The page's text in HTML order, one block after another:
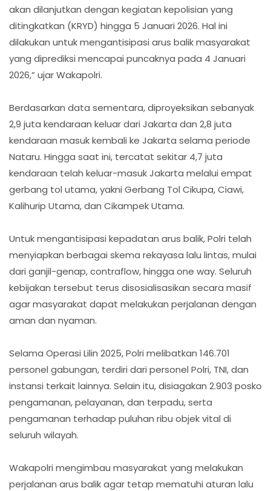
akan dilanjutkan dengan kegiatan kepolisian yang
ditingkatkan (KRYD) hingga 5 Januari 2026. Hal ini
dilakukan untuk mengantisipasi arus balik masyarakat
yang diprediksi mencapai puncaknya pada 4 Januari
2026,” ujar Wakapolri.
Berdasarkan data sementara, diproyeksikan sebanyak
2,9 juta kendaraan keluar dari Jakarta dan 2,8 juta
kendaraan masuk kembali ke Jakarta selama periode
Nataru. Hingga saat ini, tercatat sekitar 4,7 juta
kendaraan telah keluar-masuk Jakarta melalui empat
gerbang tol utama, yakni Gerbang Tol Cikupa, Ciawi,
Kalihurip Utama, dan Cikampek Utama.
Untuk mengantisipasi kepadatan arus balik, Polri telah
menyiapkan berbagai skema rekayasa lalu lintas, mulai
dari ganjil-genap, contraflow, hingga one way. Seluruh
kebijakan tersebut terus disosialisasikan secara masif
agar masyarakat dapat melakukan perjalanan dengan
aman dan nyaman.
Selama Operasi Lilin 2025, Polri melibatkan 146.701
personel gabungan, terdiri dari personel Polri, TNI, dan
instansi terkait lainnya. Selain itu, disiagakan 2.903 posko
pengamanan, pelayanan, dan terpadu, serta
pengamanan terhadap puluhan ribu objek vital di
seluruh wilayah.
Wakapolri mengimbau masyarakat yang melakukan
perjalanan arus balik agar tetap mematuhi aturan lalu